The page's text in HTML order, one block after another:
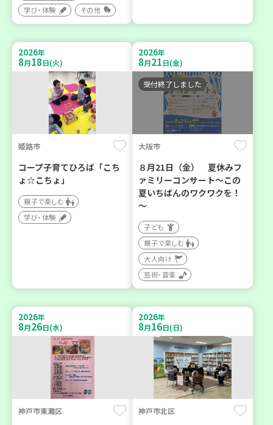
学び・体験
その他
2026年
8月18日(火)
姫路市
コープ子育てひろば「こち
ょ☆こちょ」
親子で楽しむ
学び・体験
2026年
8月21日(金)
受付終了しました
大阪市
８月21日（金） 夏休みフ
ァミリーコンサート～この
夏いちばんのワクワクを！
～
子ども
親子で楽しむ
大人向け
芸術・音楽
2026年
8月26日(水)
神戸市東灘区
2026年
8月16日(日)
神戸市北区